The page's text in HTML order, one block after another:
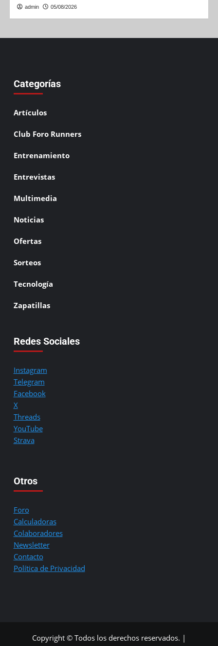
admin 05/08/2026
Categorías
Artículos
Club Foro Runners
Entrenamiento
Entrevistas
Multimedia
Noticias
Ofertas
Sorteos
Tecnología
Zapatillas
Redes Sociales
Instagram
Telegram
Facebook
X
Threads
YouTube
Strava
Otros
Foro
Calculadoras
Colaboradores
Newsletter
Contacto
Política de Privacidad
Copyright © Todos los derechos reservados. |